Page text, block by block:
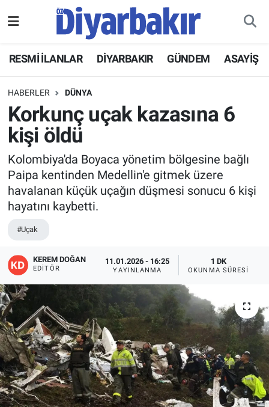
RESMİ İLANLAR DİYARBAKIR GÜNDEM ASAYİŞ
HABERLER DÜNYA
Korkunç uçak kazasına 6
kişi öldü
Kolombiya'da Boyaca yönetim bölgesine bağlı
Paipa kentinden Medellin'e gitmek üzere
havalanan küçük uçağın düşmesi sonucu 6 kişi
hayatını kaybetti.
#Uçak
KEREM DOĞAN
EDITÖR
11.01.2026 - 16:25
YAYINLANMA
1 DK
OKUNMA SÜRESI
ASAYİŞ
DİYARBAKIR
EKONOMİ
GÜNDEM
BÖLGE
DÜNYA
KÜLTÜR SANAT
ÖZEL HABER
POLİTİKA
SAĞLIK
Hava Durumu
Namaz Vakitleri
Trafik Durumu
Süper Lig Puan Durumu ve Fikstür
Tüm Manşetler
Son Dakika Haberleri
Haber Arşivi